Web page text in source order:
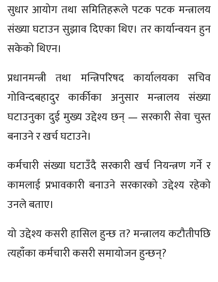
सुधार आयोग तथा समितिहरूले पटक पटक मन्त्रालय
संख्या घटाउन सुझाव दिएका थिए। तर कार्यान्वयन हुन
सकेको थिएन।
प्रधानमन्त्री तथा मन्त्रिपरिषद कार्यालयका सचिव
गोविन्दबहादुर कार्कीका अनुसार मन्त्रालय संख्या
घटाउनुका दुई मुख्य उद्देश्य छन् — सरकारी सेवा चुस्त
बनाउने र खर्च घटाउने।
कर्मचारी संख्या घटाउँदै सरकारी खर्च नियन्त्रण गर्ने र
कामलाई प्रभावकारी बनाउने सरकारको उद्देश्य रहेको
उनले बताए।
यो उद्देश्य कसरी हासिल हुन्छ त? मन्त्रालय कटौतीपछि
त्यहाँका कर्मचारी कसरी समायोजन हुन्छन्?